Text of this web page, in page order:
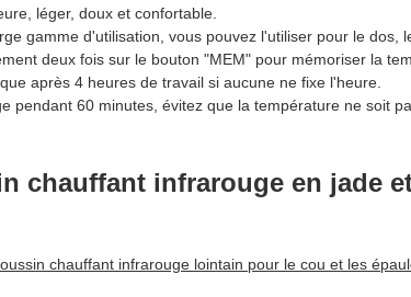
léger, doux et confortable.
gamme d'utilisation, vous pouvez l'utiliser pour le dos,
deux fois sur le bouton "MEM" pour mémoriser la
après 4 heures de travail si aucune ne fixe l'heure.
pendant 60 minutes, évitez que la température ne soit
chauffant infrarouge en jade